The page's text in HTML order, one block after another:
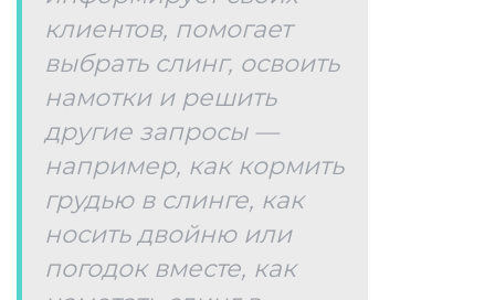
клиентов, помогает
выбрать слинг, освоить
намотки и решить
другие запросы —
например, как кормить
грудью в слинге, как
носить двойню или
погодок вместе, как